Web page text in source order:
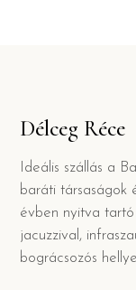
Délceg Réce
Ideális szállás a
baráti társaságok
évben nyitva
jacuzzival,
bográcsozós